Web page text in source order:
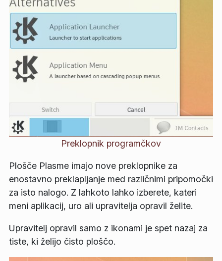
Preklopnik programčkov
Plošče Plasme imajo nove preklopnike za
enostavno preklapljanje med različnimi pripomočki
za isto nalogo. Z lahkoto lahko izberete, kateri
meni aplikacij, uro ali upravitelja opravil želite.
Upravitelj opravil samo z ikonami je spet nazaj za
tiste, ki želijo čisto ploščo.